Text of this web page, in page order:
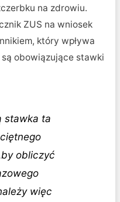
na zdrowiu.
ZUS na wniosek
który wpływa
obowiązujące stawki
stawka ta
obliczyć
więc